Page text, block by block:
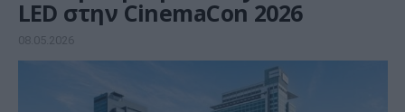
LED στην CinemaCon 2026
08.05.2026